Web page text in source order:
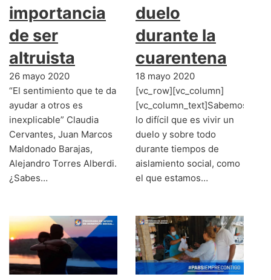
importancia
de ser
altruista
26 mayo 2020
“El sentimiento que te da
ayudar a otros es
inexplicable” Claudia
Cervantes, Juan Marcos
Maldonado Barajas,
Alejandro Torres Alberdi.
¿Sabes…
duelo
durante la
cuarentena
18 mayo 2020
[vc_row][vc_column]
[vc_column_text]Sabemos
lo difícil que es vivir un
duelo y sobre todo
durante tiempos de
aislamiento social, como
el que estamos…